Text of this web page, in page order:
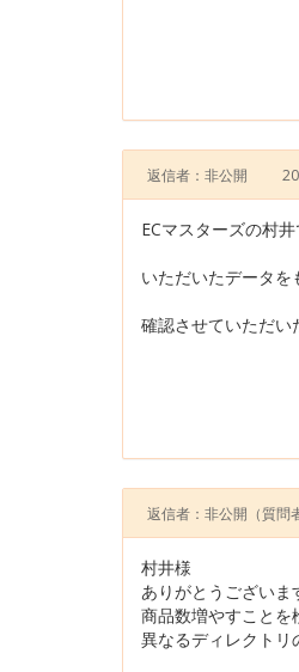
返信者：非公開
ECマスターズの村井
いただいたデータを
確認させていただ
返信者：非公開 （質問
村井様
ありがとうございま
商品数増やすことを
異なるディレクト